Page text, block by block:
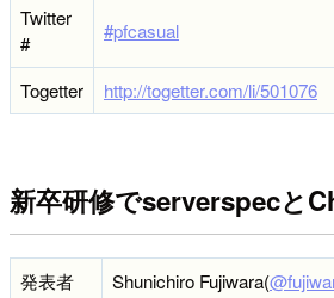
Twitter
#
#pfcasual
Togetter http://togetter.com/li/501076
新卒研修でserverspecと
発表者 Shunichiro Fujiwara(